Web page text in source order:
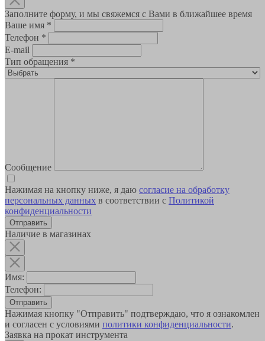
Заполните форму, и мы свяжемся с Вами в ближайшее время
Ваше имя *
Телефон *
E-mail
Тип обращения *
Сообщение
Нажимая на кнопку ниже, я даю согласие на обработку
персональных данных в соответствии с Политикой
конфиденциальности
Наличие в магазинах
Имя:
Телефон:
Отправить
Нажимая кнопку "Отправить" подтверждаю, что я ознакомлен
и согласен с условиями политики конфиденциальности.
Заявка на прокат инструмента